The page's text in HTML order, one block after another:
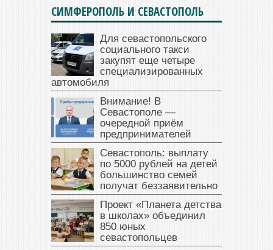
СИМФЕРОПОЛЬ И СЕВАСТОПОЛЬ
Для севастопольского
социального такси
закупят еще четыре
специализированных
автомобиля
Внимание! В
Севастополе —
очередной приём
предпринимателей
Севастополь: выплату
по 5000 рублей на детей
большинство семей
получат беззаявительно
Проект «Планета детства
в школах» объединил
850 юных
севастопольцев